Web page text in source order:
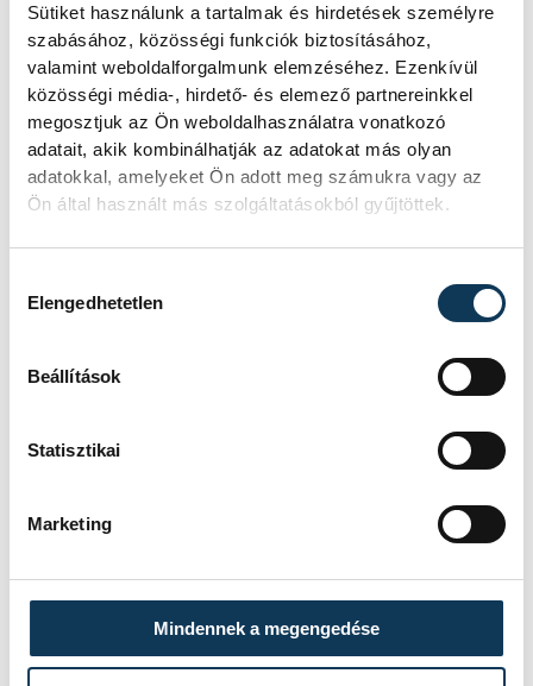
Sütiket használunk a tartalmak és hirdetések személyre
szabásához, közösségi funkciók biztosításához,
valamint weboldalforgalmunk elemzéséhez. Ezenkívül
közösségi média-, hirdető- és elemező partnereinkkel
megosztjuk az Ön weboldalhasználatra vonatkozó
adatait, akik kombinálhatják az adatokat más olyan
adatokkal, amelyeket Ön adott meg számukra vagy az
Ön által használt más szolgáltatásokból gyűjtöttek.
Elengedhetetlen
Beállítások
Statisztikai
Marketing
Mindennek a megengedése
Verő Tamásfőrabbi vezetésével avatta újra
a nemrég felújított első világháborús
emléktáblát és hadisírokat.